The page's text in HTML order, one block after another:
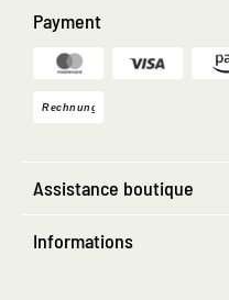
Payment
Assistance boutique
Informations